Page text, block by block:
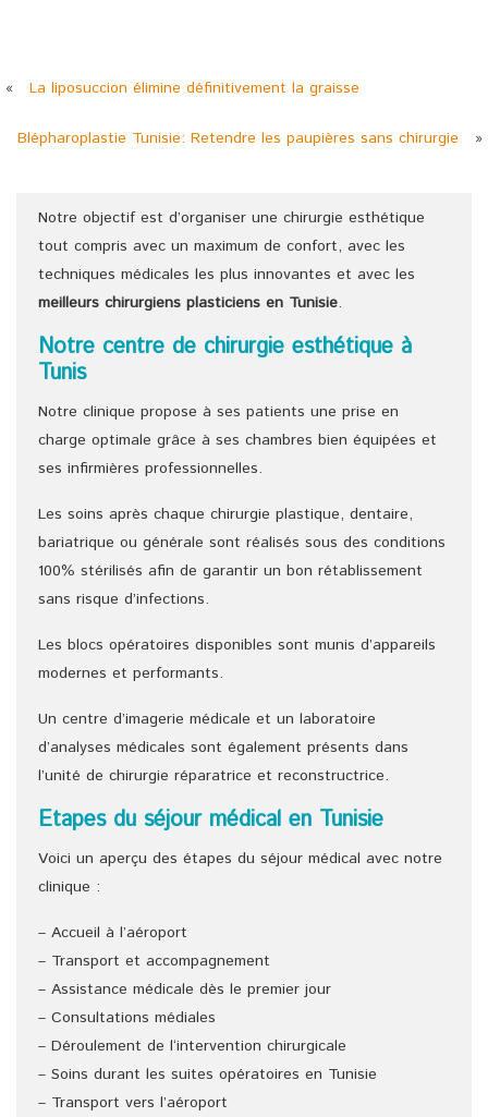
« La liposuccion élimine définitivement la graisse
Blépharoplastie Tunisie: Retendre les paupières sans chirurgie »
Notre objectif est d’organiser une chirurgie esthétique
tout compris avec un maximum de confort, avec les
techniques médicales les plus innovantes et avec les
meilleurs chirurgiens plasticiens en Tunisie.
Notre centre de chirurgie esthétique à
Tunis
Notre clinique propose à ses patients une prise en
charge optimale grâce à ses chambres bien équipées et
ses infirmières professionnelles.
Les soins après chaque chirurgie plastique, dentaire,
bariatrique ou générale sont réalisés sous des conditions
100% stérilisés afin de garantir un bon rétablissement
sans risque d’infections.
Les blocs opératoires disponibles sont munis d’appareils
modernes et performants.
Un centre d’imagerie médicale et un laboratoire
d’analyses médicales sont également présents dans
l’unité de chirurgie réparatrice et reconstructrice.
Etapes du séjour médical en Tunisie
Voici un aperçu des étapes du séjour médical avec notre
clinique :
– Accueil à l’aéroport
– Transport et accompagnement
– Assistance médicale dès le premier jour
– Consultations médiales
– Déroulement de l‘intervention chirurgicale
– Soins durant les suites opératoires en Tunisie
– Transport vers l’aéroport